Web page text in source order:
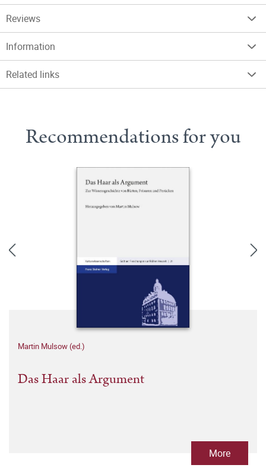
Reviews
Information
Related links
Recommendations for you
Martin Mulsow (ed.)
Das Haar als Argument
More